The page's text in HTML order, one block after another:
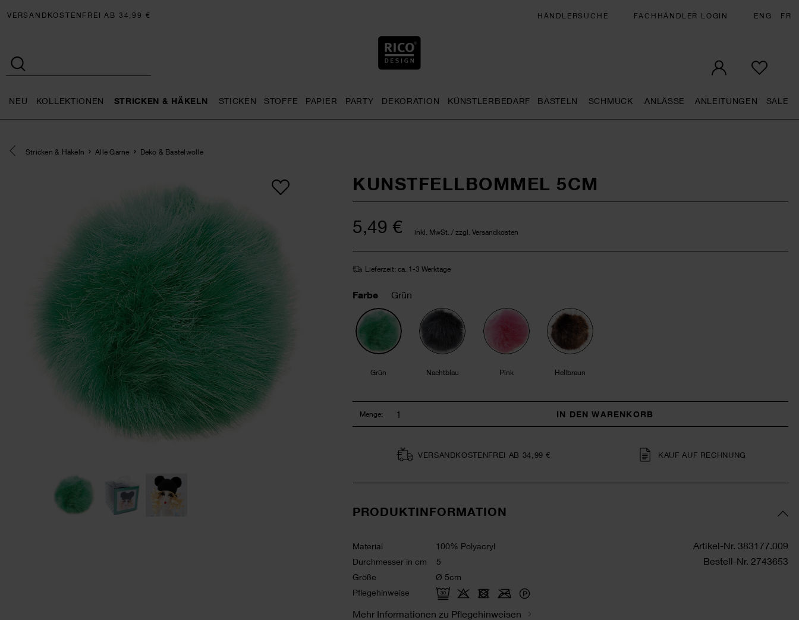
VERSANDKOSTENFREI AB 34,99 € HÄNDLERSUCHE FACHHÄNDLER LOGIN ENG FR
NEU KOLLEKTIONEN STRICKEN & HÄKELN STICKEN STOFFE PAPIER PARTY DEKORATION KÜNSTLERBEDARF BASTELN SCHMUCK ANLÄSSE ANLEITUNGEN SALE
Eine Kategorie zurück navigieren
Stricken & Häkeln Alle Garne Deko & Bastelwolle
KUNSTFELLBOMMEL 5CM
5,49 € inkl. MwSt. / zzgl. Versandkosten
Lieferzeit: ca. 1-3 Werktage
Farbe Grün
Grün Nachtblau Pink Hellbraun
Menge: IN DEN WARENKORB
VERSAND­KOSTEN­FREI AB 34,99 € KAUF AUF RECHNUNG
PRODUKTINFORMATION
Material
100% Polyacryl
Durchmesser in cm
5
Größe
Ø 5cm
Pflegehinweise
Mehr Informationen zu Pflegehinweisen
Artikel-Nr. 383177.009
Bestell-Nr. 2743653